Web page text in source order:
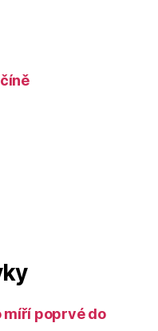
míří poprvé do